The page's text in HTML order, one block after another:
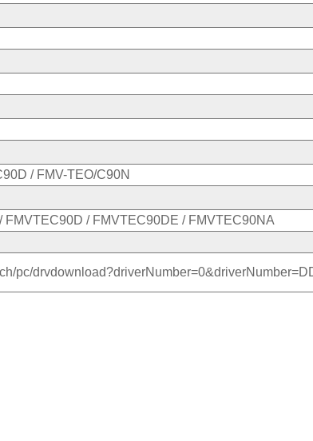
/ FMV-TEO/C90N
/ FMVTEC90DE / FMVTEC90NA
pc/